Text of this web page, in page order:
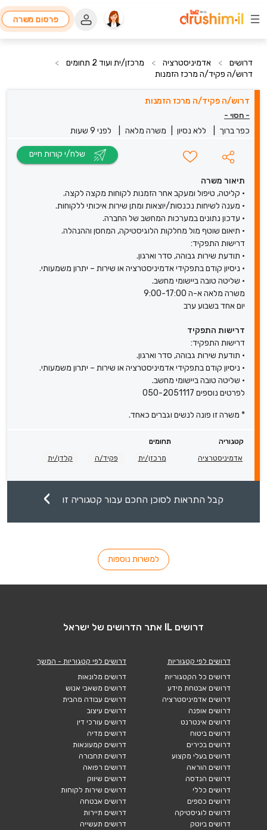
פרסום משרה
דרושים > אדמיניסטרציה > מרכזן/ית ועוד 2 תחומים
>
דרוש/ה פקיד/ה מרכז הזמנות
דרוש/ה פקיד/ה מרכז הזמנות
- חסוי -
כפר ברוך ללא נסיון משרה מלאה לפני 9 שעות
תיאור משרה
• קליטה, טיפול ומעקב אחר הזמנות לקוחות מקצה לקצה.
• מענה לשיחות נכנסות/יוצאות ומתן שירות איכותי ללקוחות.
• עדכון נתונים במערכות המחשב של החברה.
• תיאום שוטף מול מחלקות הלוגיסטיקה, המחסן וההנהלה.
דרישות התפקיד:
• תודעת שירות גבוהה, סדר וארגון.
• ניסיון קודם בתפקידי אדמיניסטרציה או שירות – יתרון משמעותי.
• שליטה טובה ביישומי מחשב.
משרה מלאה א-ה 9:00-17:00
יום אחד בשבוע ערב
דרישות התפקיד
דרישות התפקיד:
• תודעת שירות גבוהה, סדר וארגון.
• ניסיון קודם בתפקידי אדמיניסטרציה או שירות – יתרון משמעותי.
• שליטה טובה ביישומי מחשב.
לפרטים נוספים 050-2051117
* משרה זו פונה לנשים וגברים כאחד.
קטגוריה
תחומים
אדמיניסטרציה
מרכזן/ית פקיד/ה קלדן/ית
קבל התראות לסוכן החכם עבור קטגוריה זו
למשרות נוספות
דרושים IL אתר הדרושים של ישראל
דרושים לפי קטגוריות
דרושים כל הקטגוריות
דרושים אבטחת מידע
דרושים אדמיניסטרציה
דרושים אופנה
דרושים אינטרנט
דרושים ביטוח
דרושים בכירים
דרושים בעלי מקצוע
דרושים הוראה
דרושים הנדסה
דרושים כללי
דרושים כספים
דרושים לוגיסטיקה
דרושים ביוטק
דרושים לפי קטגוריות - המשך
דרושים מלונאות
דרושים משאבי אנוש
דרושים עבודה מהבית
דרושים עיצוב
דרושים עורכי דין
דרושים מדיה
דרושים קמעונאות
דרושים תחבורה
דרושים רפואה
דרושים שיווק
דרושים שירות לקוחות
דרושים אבטחה
דרושים תיירות
דרושים תעשייה